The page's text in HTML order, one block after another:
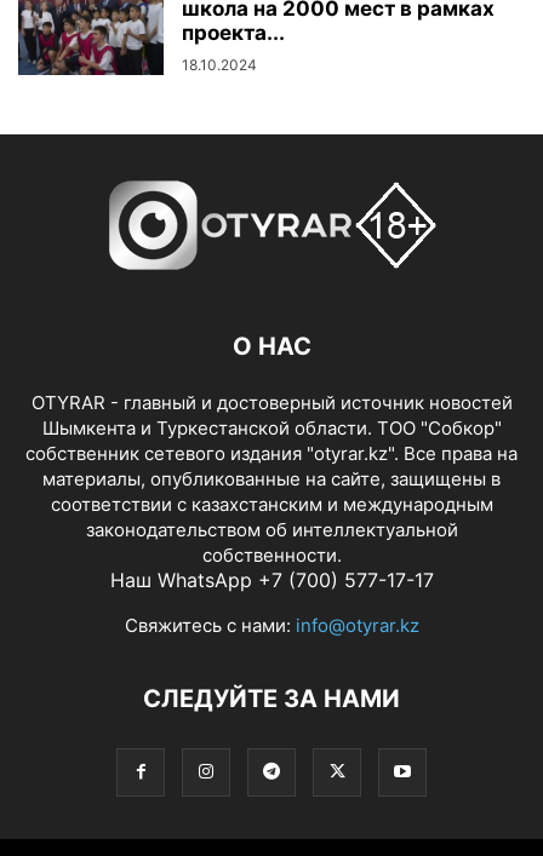
школа на 2000 мест в рамках
проекта...
18.10.2024
О НАС
OTYRAR - главный и достоверный источник новостей
Шымкента и Туркестанской области. ТОО "Собкор"
собственник сетевого издания "otyrar.kz". Все права на
материалы, опубликованные на сайте, защищены в
соответствии с казахстанским и международным
законодательством об интеллектуальной
собственности.
Наш WhatsApp +7 (700) 577-17-17
Свяжитесь с нами: info@otyrar.kz
СЛЕДУЙТЕ ЗА НАМИ